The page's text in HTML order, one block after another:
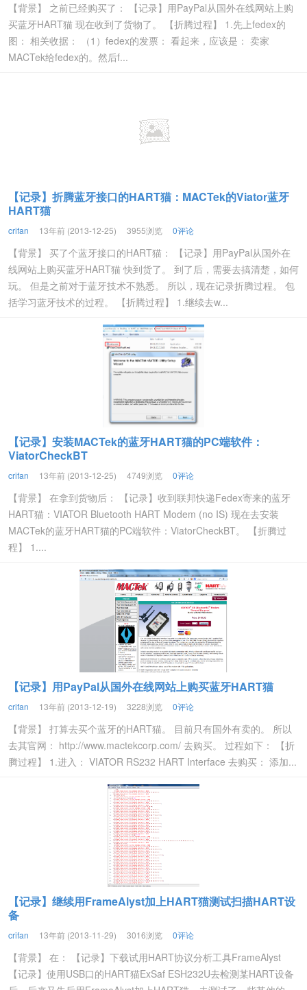
【背景】 之前已经购买了： 【记录】用PayPal从国外在线网站上购
买蓝牙HART猫 现在收到了货物了。 【折腾过程】 1.先上fedex的
图： 相关收据： （1）fedex的发票： 看起来，应该是： 卖家
MACTek给fedex的。然后f...
【记录】折腾蓝牙接口的HART猫：MACTek的Viator蓝牙
HART猫
crifan 13年前 (2013-12-25) 3955浏览 0评论
【背景】 买了个蓝牙接口的HART猫： 【记录】用PayPal从国外在
线网站上购买蓝牙HART猫 快到货了。 到了后，需要去搞清楚，如何
玩。 但是之前对于蓝牙技术不熟悉。 所以，现在记录折腾过程。 包
括学习蓝牙技术的过程。 【折腾过程】 1.继续去w...
【记录】安装MACTek的蓝牙HART猫的PC端软件：
ViatorCheckBT
crifan 13年前 (2013-12-25) 4749浏览 0评论
【背景】 在拿到货物后： 【记录】收到联邦快递Fedex寄来的蓝牙
HART猫：VIATOR Bluetooth HART Modem (no IS) 现在去安装
MACTek的蓝牙HART猫的PC端软件：ViatorCheckBT。 【折腾过
程】 1....
【记录】用PayPal从国外在线网站上购买蓝牙HART猫
crifan 13年前 (2013-12-19) 3228浏览 0评论
【背景】 打算去买个蓝牙的HART猫。 目前只有国外有卖的。 所以
去其官网： http://www.mactekcorp.com/ 去购买。 过程如下： 【折
腾过程】 1.进入： VIATOR RS232 HART Interface 去购买： 添加...
【记录】继续用FrameAlyst加上HART猫测试扫描HART设
备
crifan 13年前 (2013-11-29) 3016浏览 0评论
【背景】 在： 【记录】下载试用HART协议分析工具FrameAlyst
【记录】使用USB口的HART猫ExSaf ESH232U去检测某HART设备